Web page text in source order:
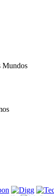
Mundos